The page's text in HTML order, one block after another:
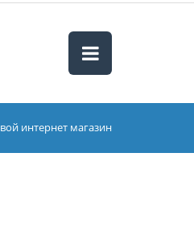
интернет магазин